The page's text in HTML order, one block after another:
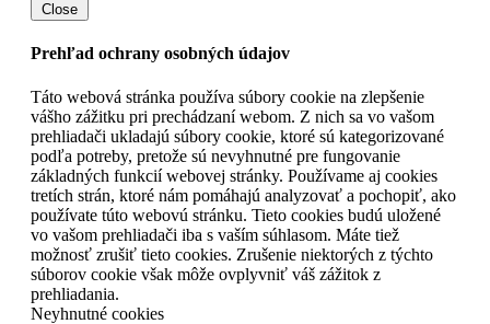
Close
Prehľad ochrany osobných údajov
Táto webová stránka používa súbory cookie na zlepšenie
vášho zážitku pri prechádzaní webom. Z nich sa vo vašom
prehliadači ukladajú súbory cookie, ktoré sú kategorizované
podľa potreby, pretože sú nevyhnutné pre fungovanie
základných funkcií webovej stránky. Používame aj cookies
tretích strán, ktoré nám pomáhajú analyzovať a pochopiť, ako
používate túto webovú stránku. Tieto cookies budú uložené
vo vašom prehliadači iba s vaším súhlasom. Máte tiež
možnosť zrušiť tieto cookies. Zrušenie niektorých z týchto
súborov cookie však môže ovplyvniť váš zážitok z
prehliadania.
Neyhnutné cookies